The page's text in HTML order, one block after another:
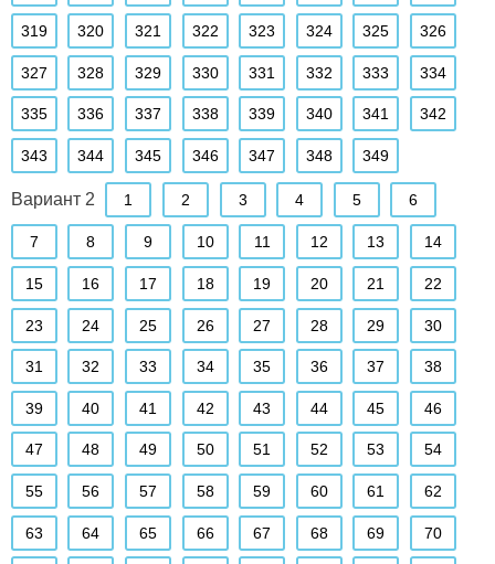
319 320 321 322 323 324 325 326
327 328 329 330 331 332 333 334
335 336 337 338 339 340 341 342
343 344 345 346 347 348 349
Вариант 2 1 2 3 4 5 6
7 8 9 10 11 12 13 14
15 16 17 18 19 20 21 22
23 24 25 26 27 28 29 30
31 32 33 34 35 36 37 38
39 40 41 42 43 44 45 46
47 48 49 50 51 52 53 54
55 56 57 58 59 60 61 62
63 64 65 66 67 68 69 70